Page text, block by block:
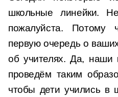
школьные линейки.
пожалуйста.
первую очередь о
об учителях. Да,
проведём таким
чтобы дети учились в